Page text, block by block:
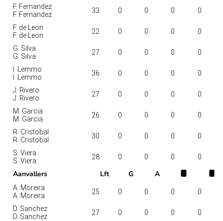
F. Fernandez
F. Fernandez
33 0 0 0 0
F. de Leon
F. de Leon
22 0 0 0 0
G. Silva
G. Silva
27 0 0 0 0
I. Lemmo
I. Lemmo
36 0 0 0 0
J. Rivero
J. Rivero
27 0 0 0 0
M. Garcia
M. Garcia
26 0 0 0 0
R. Cristobal
R. Cristobal
30 0 0 0 0
S. Viera
S. Viera
28 0 0 0 0
Aanvallers Lft G A
A. Moreira
A. Moreira
25 0 0 0 0
D. Sanchez
D. Sanchez
27 0 0 0 0